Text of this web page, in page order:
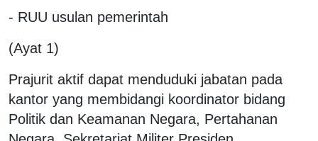
- RUU usulan pemerintah
(Ayat 1)
Prajurit aktif dapat menduduki jabatan pada
kantor yang membidangi koordinator bidang
Politik dan Keamanan Negara, Pertahanan